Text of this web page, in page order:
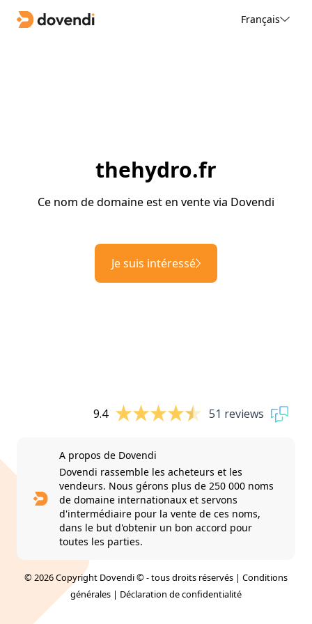
Français
thehydro.fr
Ce nom de domaine est en vente via Dovendi
Je suis intéressé
9.4 51 reviews
A propos de Dovendi
Dovendi rassemble les acheteurs et les
vendeurs. Nous gérons plus de 250 000 noms
de domaine internationaux et servons
d'intermédiaire pour la vente de ces noms,
dans le but d'obtenir un bon accord pour
toutes les parties.
© 2026 Copyright Dovendi © - tous droits réservés | Conditions
générales | Déclaration de confidentialité